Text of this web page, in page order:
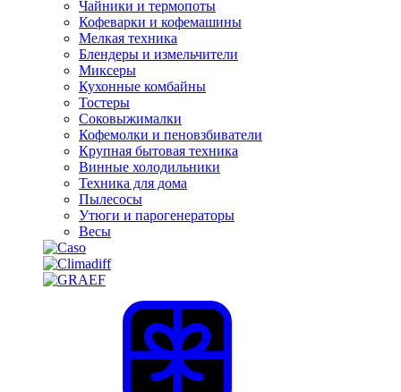
Чайники и термопоты
Кофеварки и кофемашины
Мелкая техника
Блендеры и измельчители
Миксеры
Кухонные комбайны
Тостеры
Соковыжималки
Кофемолки и пеновзбиватели
Крупная бытовая техника
Винные холодильники
Техника для дома
Пылесосы
Утюги и парогенераторы
Весы